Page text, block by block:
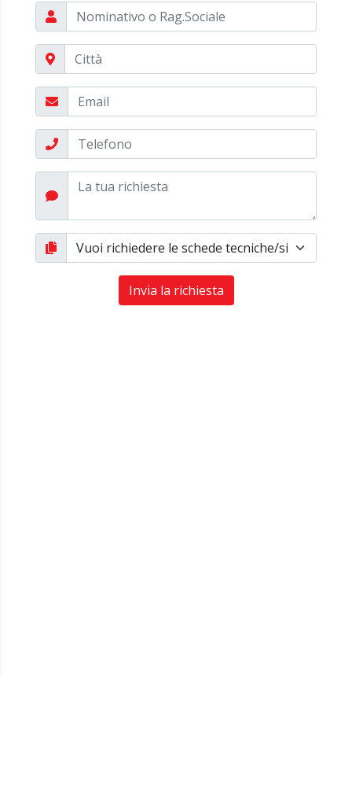
Invia la richiesta